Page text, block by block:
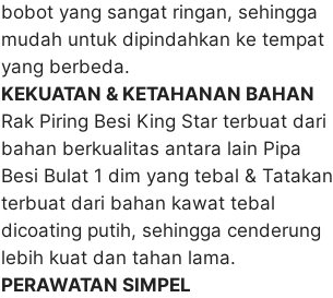
bobot yang sangat ringan, sehingga
mudah untuk dipindahkan ke tempat
yang berbeda.
KEKUATAN & KETAHANAN BAHAN
Rak Piring Besi King Star terbuat dari
bahan berkualitas antara lain Pipa
Besi Bulat 1 dim yang tebal & Tatakan
terbuat dari bahan kawat tebal
dicoating putih, sehingga cenderung
lebih kuat dan tahan lama.
PERAWATAN SIMPEL